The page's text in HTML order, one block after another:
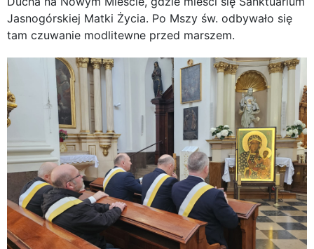
Jasnogórskiej Matki Życia. Po Mszy św. odbywało się
tam czuwanie modlitewne przed marszem.